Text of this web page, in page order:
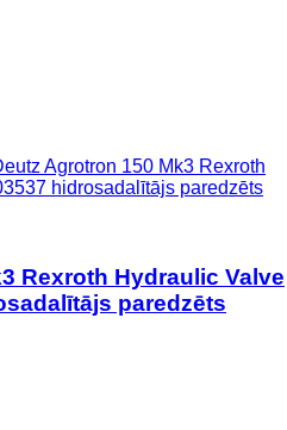
Agrotron 150 Mk3 Rexroth
hidrosadalītājs paredzēts
Rexroth Hydraulic Valve
paredzēts